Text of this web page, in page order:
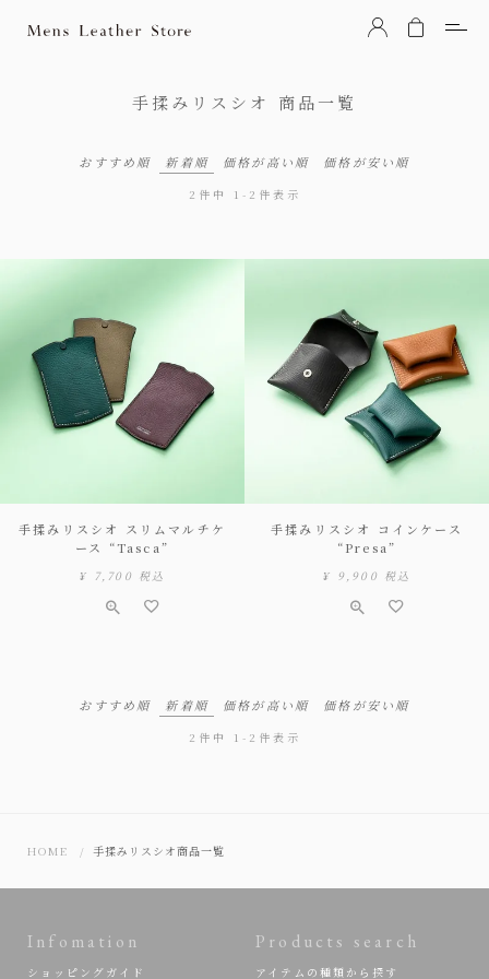
Mens Leather Store（メンズレザーストア）
手揉みリスシオ 商品一覧
おすすめ順 新着順 価格が高い順 価格が安い順
2 件中 1 - 2 件表示
手揉みリスシオ スリムマルチケ
ース “Tasca”
¥ 7,700 税込
手揉みリスシオ コインケース
“Presa”
¥ 9,900 税込
おすすめ順 新着順 価格が高い順 価格が安い順
2 件中 1 - 2 件表示
HOME 手揉みリスシオ商品一覧
Infomation
ショッピングガイド
Products search
アイテムの種類から探す